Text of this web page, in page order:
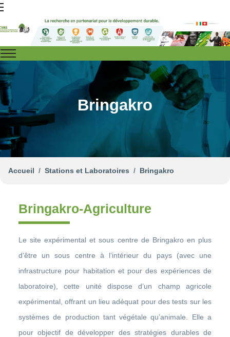
Bringakro
Accueil Stations et Laboratoires Bringakro
Bringakro-Agriculture
Le site expérimental et sous centre de Bringakro en plus
d’être un sous centre à l’intérieur du pays (avec une
infrastructure pour habitation et pour des expériences de
laboratoire), cette unité dispose d’un champ agricole
expérimental, offrant un lieu adéquat pour des tests sur les
systèmes de production tant végétale qu’animale. Elle a
pour objectif de développer des stratégies durables de